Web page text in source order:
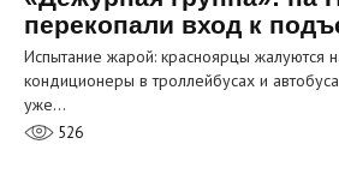
перекопали вход к
Испытание жарой: красноярцы жалуются
кондиционеры в троллейбусах и
уже…
526